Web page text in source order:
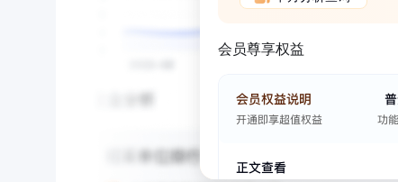
会员尊享权益